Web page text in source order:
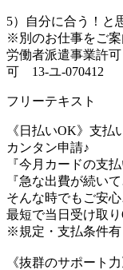
5）自分に合う！と
※別のお仕事をご
労働者派遣事業許
可 13-ユ-070412
フリーテキスト
《日払いOK》支
カンタン申請♪
『今月カードの支
『急な出費が続い
そんな時でもご安心
最短で当日受け取
※規定・支払条件有
《抜群のサポート